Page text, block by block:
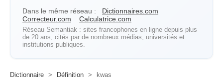
Dans le même réseau :
Dictionnaires.com
Correcteur.com
Calculatrice.com
Réseau Semantiak : sites francophones en ligne depuis plus
de 20 ans, cités par de nombreux médias, universités et
institutions publiques.
Dictionnaire > Définition > kwas